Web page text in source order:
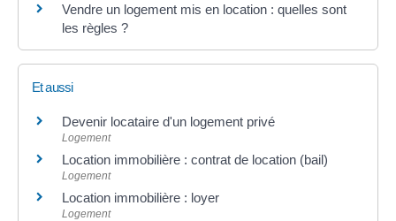
Vendre un logement mis en location : quelles sont
les règles ?
Et aussi
Devenir locataire d'un logement privé
Logement
Location immobilière : contrat de location (bail)
Logement
Location immobilière : loyer
Logement